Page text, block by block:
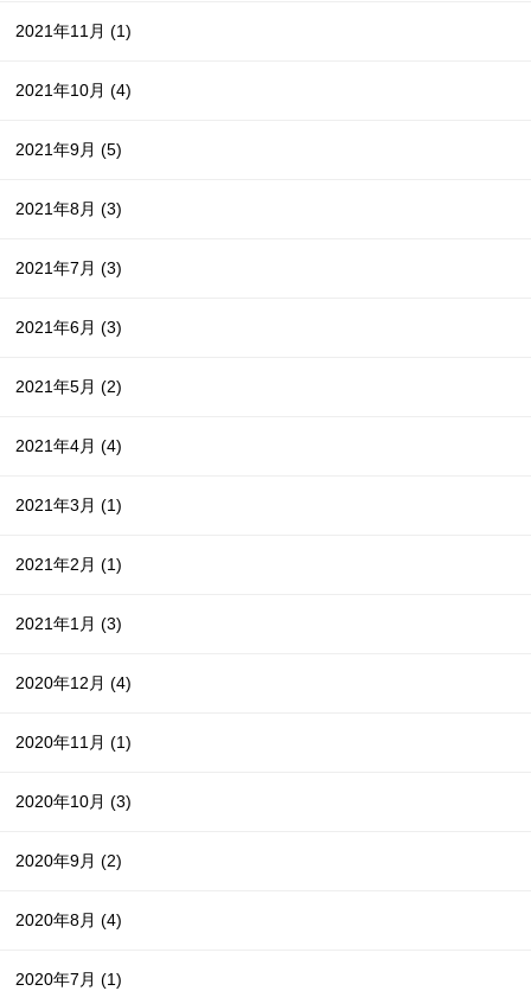
2021年11月(1)
2021年10月(4)
2021年9月(5)
2021年8月(3)
2021年7月(3)
2021年6月(3)
2021年5月(2)
2021年4月(4)
2021年3月(1)
2021年2月(1)
2021年1月(3)
2020年12月(4)
2020年11月(1)
2020年10月(3)
2020年9月(2)
2020年8月(4)
2020年7月(1)